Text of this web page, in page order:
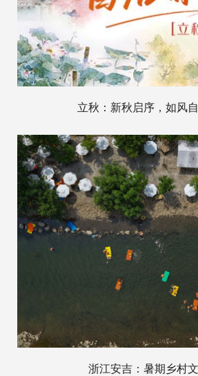
立秋：新秋启序，如风
浙江安吉：暑期乡村